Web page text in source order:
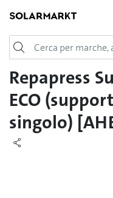
Login
Repapress
ECO
singolo)